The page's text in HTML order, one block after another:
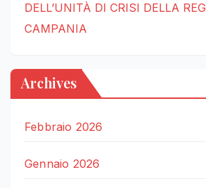
DELL’UNITÀ DI CRISI DELLA
CAMPANIA
Archives
Febbraio 2026
Gennaio 2026